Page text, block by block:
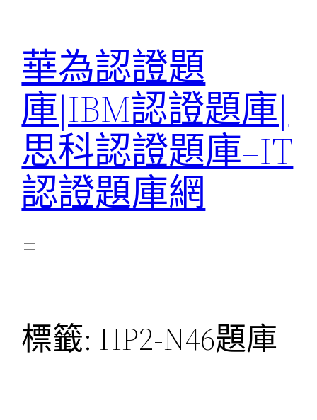
華為認證題
庫|IBM認證題庫|
思科認證題庫–IT
認證題庫網
標籤: HP2-N46題庫